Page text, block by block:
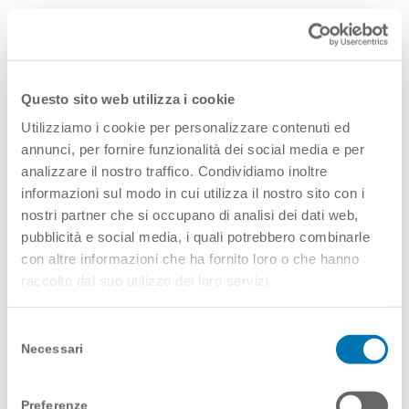
Questo sito web utilizza i cookie
Utilizziamo i cookie per personalizzare contenuti ed
annunci, per fornire funzionalità dei social media e per
analizzare il nostro traffico. Condividiamo inoltre
informazioni sul modo in cui utilizza il nostro sito con i
nostri partner che si occupano di analisi dei dati web,
pubblicità e social media, i quali potrebbero combinarle
con altre informazioni che ha fornito loro o che hanno
raccolto dal suo utilizzo dei loro servizi.
delNecessari
Preferenze
Nell’ottica di un approccio
multidisciplinare, in questa situazione
sostegno e supporto psicologico e
psicoeducativo e nei confronti della
famiglia e della rete di supporto come
facilitatore della comunicazione e della
relazione.
Gli strumenti validi sempre – in aggiunta al
classico supporto di persona – vanno dal
sostegno a distanza, il cui obiettivo
primario deve essere quello di favorire una
migliore regolazione delle emozioni e